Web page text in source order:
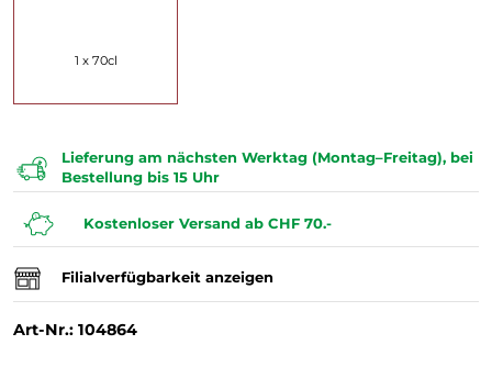
1 x 70cl
Lieferung am nächsten Werktag (Montag–Freitag), bei
Bestellung bis 15 Uhr
Kostenloser Versand ab CHF 70.-
Filialverfügbarkeit anzeigen
Art-Nr.: 104864